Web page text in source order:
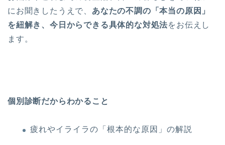
にお聞きしたうえで、 あなたの不調の「本当の原因」
を紐解き、今日からできる具体的な対処法をお伝えし
ます。
個別診断だからわかること
疲れやイライラの「根本的な原因」の解説